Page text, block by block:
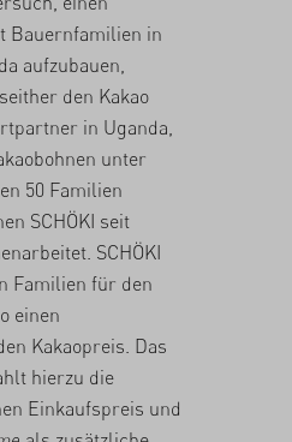
Bauernfamilien in
aufzubauen,
den Kakao
in Uganda,
unter
50 Familien
SCHÖKI seit
SCHÖKI
Familien für den
einen
Kakaopreis. Das
hierzu die
Einkaufspreis und